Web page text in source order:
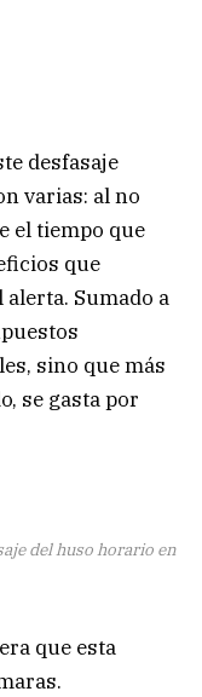
desfasaje
varias: al no
el tiempo que
que
Sumado a
sino que más
se gasta por
del huso horario en
que esta